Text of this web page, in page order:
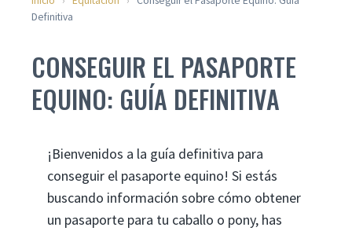
Definitiva
CONSEGUIR EL PASAPORTE
EQUINO: GUÍA DEFINITIVA
¡Bienvenidos a la guía definitiva para
conseguir el pasaporte equino! Si estás
buscando información sobre cómo obtener
un pasaporte para tu caballo o pony, has